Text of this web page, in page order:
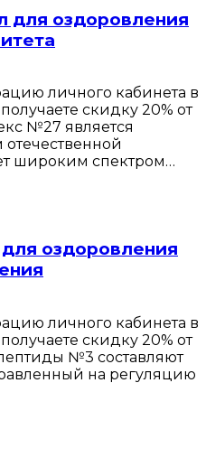
для оздоровления
личного кабинета в
скидку 20% от
№27 является
широким спектром…
оздоровления
личного кабинета в
скидку 20% от
№3 составляют
на регуляцию